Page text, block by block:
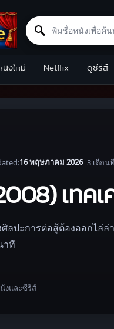
Search for:
นังใหม่ Netflix ดูซีรีส์
16 พฤษภาคม 2026|3 เดือน
เทค
ลปะการต่อสู้ต้องออกไล่
าที
งและซีรีส์